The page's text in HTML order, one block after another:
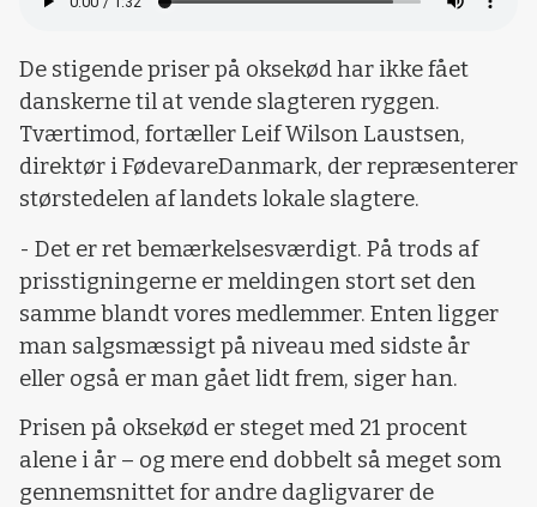
De stigende priser på oksekød har ikke fået
danskerne til at vende slagteren ryggen.
Tværtimod, fortæller Leif Wilson Laustsen,
direktør i FødevareDanmark, der repræsenterer
størstedelen af landets lokale slagtere.
- Det er ret bemærkelsesværdigt. På trods af
prisstigningerne er meldingen stort set den
samme blandt vores medlemmer. Enten ligger
man salgsmæssigt på niveau med sidste år
eller også er man gået lidt frem, siger han.
Prisen på oksekød er steget med 21 procent
alene i år – og mere end dobbelt så meget som
gennemsnittet for andre dagligvarer de